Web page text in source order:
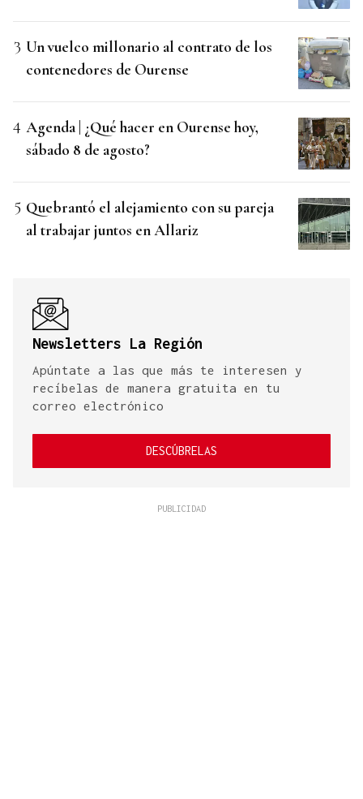
Un vuelco millonario al contrato de los
contenedores de Ourense
Agenda | ¿Qué hacer en Ourense hoy,
sábado 8 de agosto?
Quebrantó el alejamiento con su pareja
al trabajar juntos en Allariz
Newsletters La Región
Apúntate a las que más te interesen y
recíbelas de manera gratuita en tu
correo electrónico
DESCÚBRELAS